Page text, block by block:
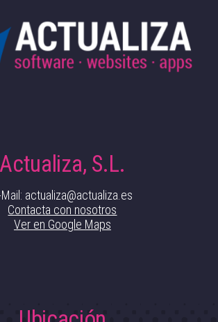
Actualiza, S.L.
Mail: actualiza@actualiza.es
Contacta con nosotros
Ver en Google Maps